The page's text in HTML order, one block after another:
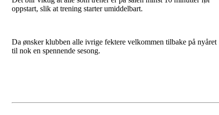
oppstart, slik at trening starter umiddelbart.
Da ønsker klubben alle ivrige fektere velkommen tilbake på nyåret
til nok en spennende sesong.